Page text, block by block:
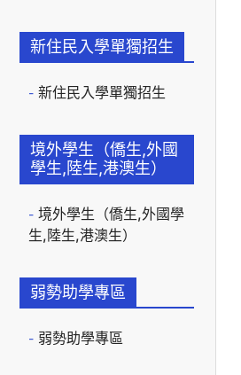
新住民入學單獨招生
新住民入學單獨招生
境外學生（僑生,外國
學生,陸生,港澳生）
境外學生（僑生,外國學
生,陸生,港澳生）
弱勢助學專區
弱勢助學專區